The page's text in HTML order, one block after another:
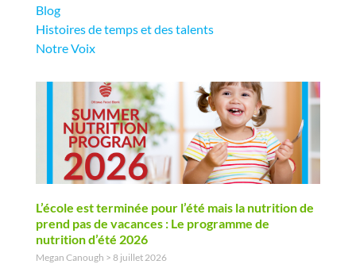
Blog
Histoires de temps et des talents
Notre Voix
L’école est terminée pour l’été mais la nutrition de
prend pas de vacances : Le programme de
nutrition d’été 2026
Megan Canough 8 juillet 2026